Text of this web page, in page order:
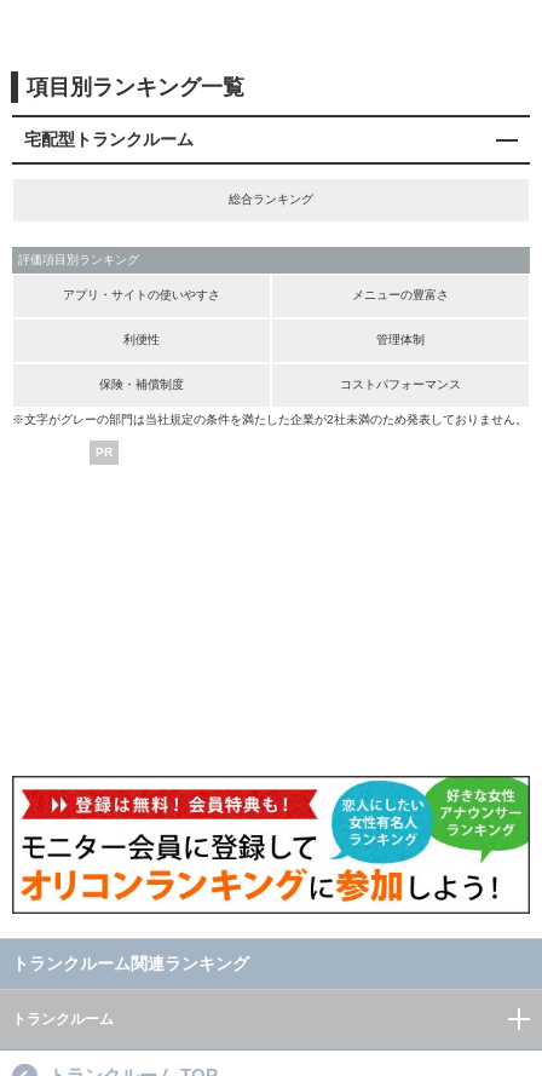
項目別ランキング一覧
宅配型トランクルーム
総合ランキング
評価項目別ランキング
アプリ・サイトの使いやすさ メニューの豊富さ
利便性 管理体制
保険・補償制度 コストパフォーマンス
※文字がグレーの部門は当社規定の条件を満たした企業が2社未満のため発表しておりません。
PR
トランクルーム関連ランキング
トランクルーム